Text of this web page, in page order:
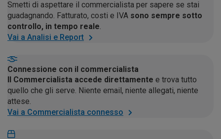
Smetti di aspettare il commercialista per sapere se stai
guadagnando. Fatturato, costi e IVA sono sempre sotto
controllo, in tempo reale.
Vai a Analisi e Report
Connessione con il commercialista
Il Commercialista accede direttamente e trova tutto
quello che gli serve. Niente email, niente allegati, niente
attese.
Vai a Commercialista connesso